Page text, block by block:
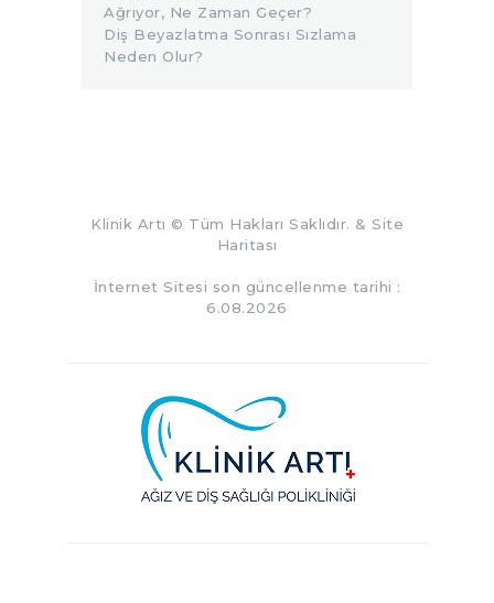
Ağrıyor, Ne Zaman Geçer?
Diş Beyazlatma Sonrası Sızlama
Neden Olur?
Klinik Artı © Tüm Hakları Saklıdır. & Site
Haritası
İnternet Sitesi son güncellenme tarihi :
6.08.2026